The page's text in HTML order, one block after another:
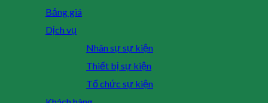
Bảng giá
Dịch vụ
Nhân sự sự kiện
Thiết bị sự kiện
Tổ chức sự kiện